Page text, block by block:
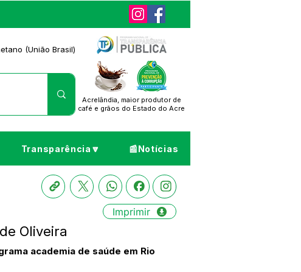
(União Brasil)
Acrelândia, maior produtor de
café e grãos do Estado do Acre
Transparência🔽 📰Notícias
Imprimir
Oliveira
academia de saúde em Rio